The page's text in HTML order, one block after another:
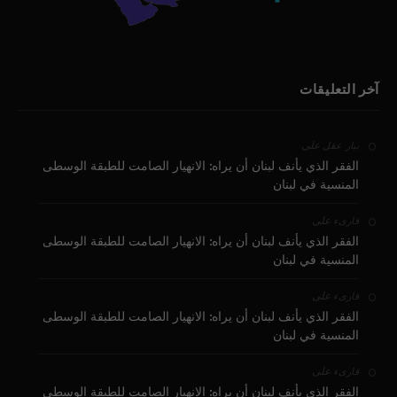
آخر التعليقات
بيار عقل على
الفقر الذي يأنف لبنان أن يراه: الانهيار الصامت للطبقة الوسطى
المنسية في لبنان
قارىء على
الفقر الذي يأنف لبنان أن يراه: الانهيار الصامت للطبقة الوسطى
المنسية في لبنان
قارىء على
الفقر الذي يأنف لبنان أن يراه: الانهيار الصامت للطبقة الوسطى
المنسية في لبنان
قارىء على
الفقر الذي يأنف لبنان أن يراه: الانهيار الصامت للطبقة الوسطى